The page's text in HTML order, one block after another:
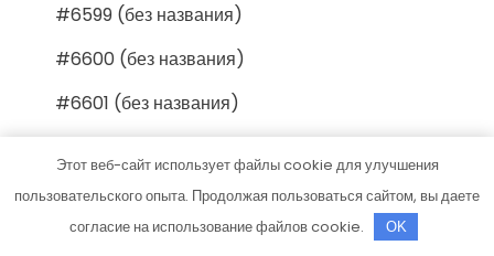
#6599 (без названия)
#6600 (без названия)
#6601 (без названия)
#6603 (без названия)
#6604 (без названия)
Этот веб-сайт использует файлы cookie для улучшения
пользовательского опыта. Продолжая пользоваться сайтом, вы даете
согласие на использование файлов cookie.
OK